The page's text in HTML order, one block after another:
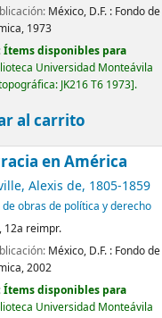
México, D.F. : Fondo de
1973
Ítems disponibles para
Universidad Monteávila
JK216 T6 1973 .
al carrito
en América
Alexis de, 1805-1859
de obras de política y derecho
12a reimpr.
México, D.F. : Fondo de
2002
Ítems disponibles para
Universidad Monteávila